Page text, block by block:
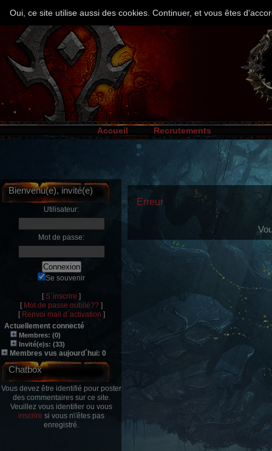
Accueil Recrutements
Bienvenu(e), invité(e)
Utilisateur:
Mot de passe:
Se souvenir
[ S´inscrire ]
[ Mot de passe oublié?? ]
[ Renvoi mail d´activation ]
Actuellement connecté
Membres: (0)
Invité(e)s: (33)
Membres vus aujourd´hui: 0
Chatbox
Vous devez être identifié pour poster
des commentaires sur ce site.
Veuillez vous identifier ou vous
inscrire si vous n\'êtes pas
enregistré.
Erreur
Oui, ce site utilise aussi des cookies. Continuer, et vous êtes